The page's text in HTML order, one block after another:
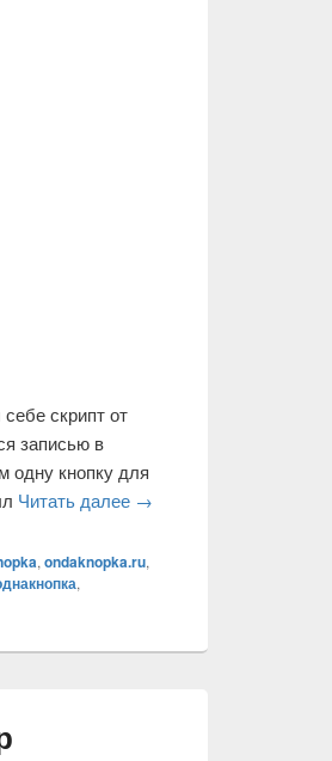
скрипт от
записью в
одну кнопку для
Читать далее Грязный метод
→
,ondaknopka.ru,
,